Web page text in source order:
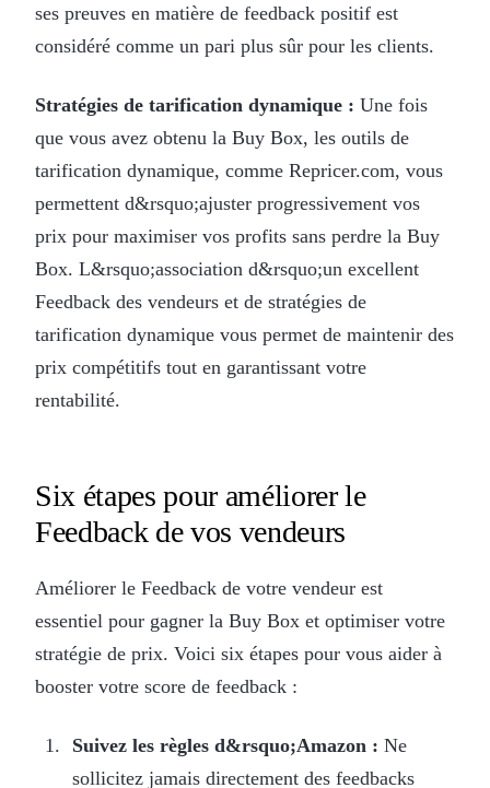
ses preuves en matière de feedback positif est
considéré comme un pari plus sûr pour les clients.
Stratégies de tarification dynamique : Une fois
que vous avez obtenu la Buy Box, les outils de
tarification dynamique, comme Repricer.com, vous
permettent d&rsquo;ajuster progressivement vos
prix pour maximiser vos profits sans perdre la Buy
Box. L&rsquo;association d&rsquo;un excellent
Feedback des vendeurs et de stratégies de
tarification dynamique vous permet de maintenir des
prix compétitifs tout en garantissant votre
rentabilité.
Six étapes pour améliorer le
Feedback de vos vendeurs
Améliorer le Feedback de votre vendeur est
essentiel pour gagner la Buy Box et optimiser votre
stratégie de prix. Voici six étapes pour vous aider à
booster votre score de feedback :
Suivez les règles d&rsquo;Amazon : Ne
sollicitez jamais directement des feedbacks